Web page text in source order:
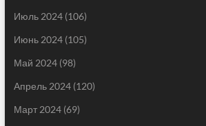
Июль 2024(106)
Июнь 2024(105)
Май 2024(98)
Апрель 2024(120)
Март 2024(69)